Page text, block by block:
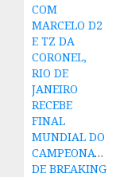
COM
MARCELO D2
E TZ DA
CORONEL,
RIO DE
JANEIRO
RECEBE
FINAL
MUNDIAL DO
CAMPEONATO
DE BREAKING